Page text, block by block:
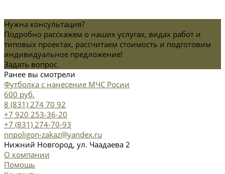
Нужна консультация?
Подробно расскажем о наших услугах, видах работ и
типовых проектах, рассчитаем стоимость и подготовим
индивидуальное предложение!
Задать вопрос
Ранее вы смотрели
Футболка с нанесение МЧС Росии
600 руб.
8 (831) 274 70 92
+7 920 253-36-20
+7 (831) 274-70-93
nnpoligon-zakaz@yandex.ru
Нижний Новгород, ул. Чаадаева 2
О компании
Помощь